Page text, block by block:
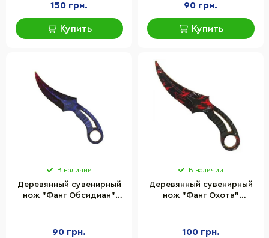
150 грн.
Купить
90 грн.
Купить
В наличии
Деревянный сувенирный
нож "Фанг Обсидиан"
90 грн.
В наличии
Деревянный сувенирный
нож "Фанг Охота"
100 грн.